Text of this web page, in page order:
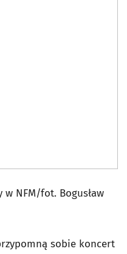
w NFM/fot. Bogusław
sobie koncert